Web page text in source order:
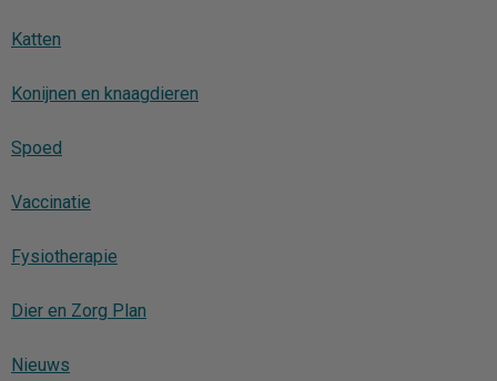
Katten
Konijnen en knaagdieren
Spoed
Vaccinatie
Fysiotherapie
Dier en Zorg Plan
Nieuws